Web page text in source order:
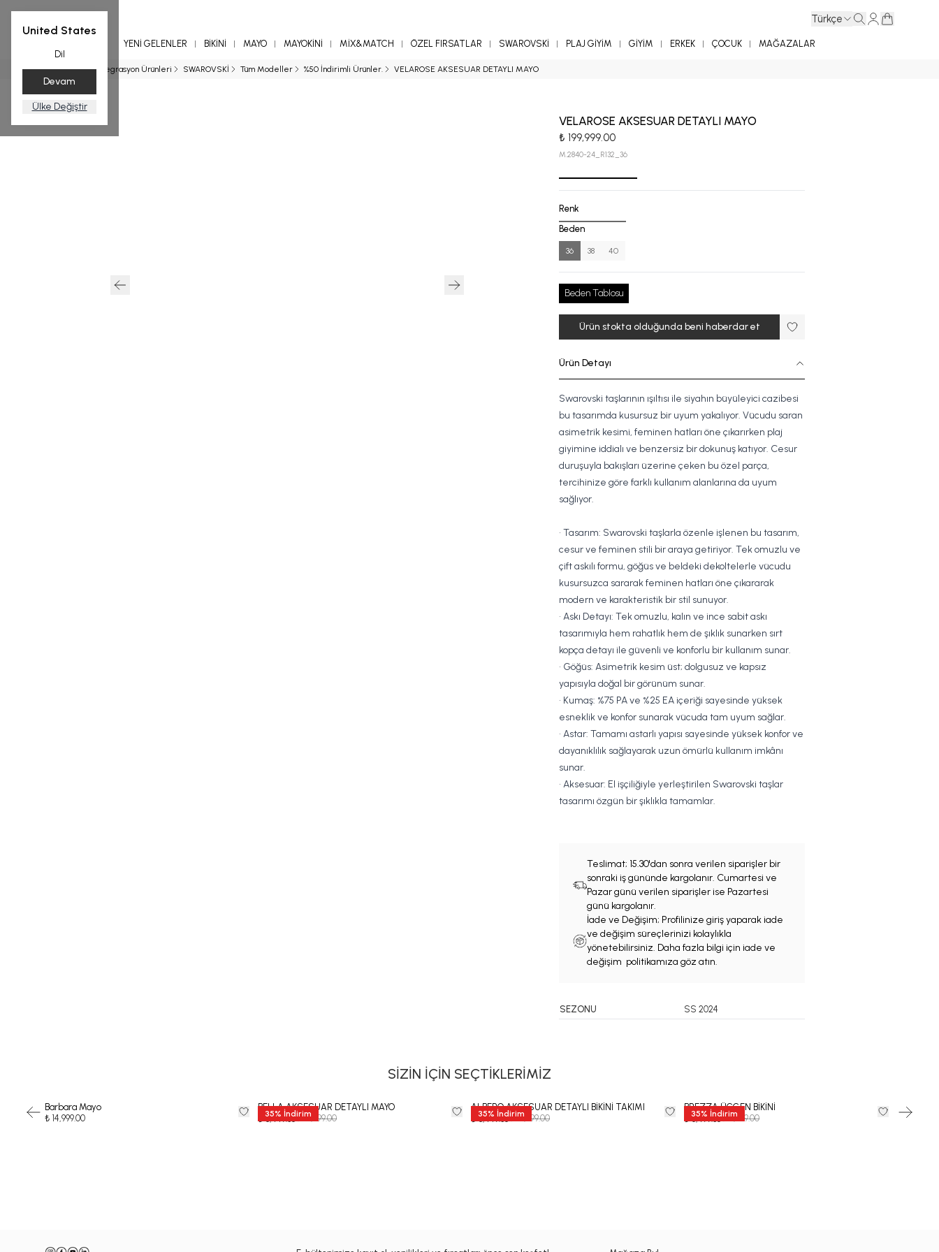
United States
Dil
Devam
Ülke Değiştir
Türkçe
YENİ GELENLER BİKİNİ MAYO MAYOKİNİ MİX&MATCH ÖZEL FIRSATLAR SWAROVSKİ PLAJ GİYİM GİYİM ERKEK ÇOCUK MAĞAZALAR
Ana Sayfa Entegrasyon Ürünleri SWAROVSKİ Tüm Modeller %50 İndirimli Ürünler. VELAROSE AKSESUAR DETAYLI MAYO
VELAROSE AKSESUAR DETAYLI MAYO
₺ 199,999.00
M.2840-24_R132_36
Renk
Beden
36 38 40
Beden Tablosu
Ürün stokta olduğunda beni haberdar et
Ürün Detayı
Swarovski taşlarının ışıltısı ile siyahın büyüleyici cazibesi
bu tasarımda kusursuz bir uyum yakalıyor. Vücudu saran
asimetrik kesimi, feminen hatları öne çıkarırken plaj
giyimine iddialı ve benzersiz bir dokunuş katıyor. Cesur
duruşuyla bakışları üzerine çeken bu özel parça,
tercihinize göre farklı kullanım alanlarına da uyum
sağlıyor.
• Tasarım: Swarovski taşlarla özenle işlenen bu tasarım,
cesur ve feminen stili bir araya getiriyor. Tek omuzlu ve
çift askılı formu, göğüs ve beldeki dekoltelerle vücudu
kusursuzca sararak feminen hatları öne çıkararak
modern ve karakteristik bir stil sunuyor.
• Askı Detayı: Tek omuzlu, kalın ve ince sabit askı
tasarımıyla hem rahatlık hem de şıklık sunarken sırt
kopça detayı ile güvenli ve konforlu bir kullanım sunar.
• Göğüs: Asimetrik kesim üst; dolgusuz ve kapsız
yapısıyla doğal bir görünüm sunar.
• Kumaş: %75 PA ve %25 EA içeriği sayesinde yüksek
esneklik ve konfor sunarak vücuda tam uyum sağlar.
• Astar: Tamamı astarlı yapısı sayesinde yüksek konfor ve
dayanıklılık sağlayarak uzun ömürlü kullanım imkânı
sunar.
• Aksesuar: El işçiliğiyle yerleştirilen Swarovski taşlar
tasarımı özgün bir şıklıkla tamamlar.
Teslimat; 15.30'dan sonra verilen siparişler bir
sonraki iş gününde kargolanır. Cumartesi ve
Pazar günü verilen siparişler ise Pazartesi
günü kargolanır.
İade ve Değişim; Profilinize giriş yaparak iade
ve değişim süreçlerinizi kolaylıkla
yönetebilirsiniz. Daha fazla bilgi için iade ve
değişim politikamıza göz atın.
SEZONU SS 2024
SİZİN İÇİN SEÇTİKLERİMİZ
Barbara Mayo
₺ 14,999.00
35% İndirim
BELLA AKSESUAR DETAYLI MAYO
₺ 8,449.35₺ 12,999.00 35% İndirim
ALBERO AKSESUAR DETAYLI BİKİNİ TAKIMI
₺ 8,449.35₺ 12,999.00 35% İndirim
BREZZA ÜÇGEN BİKİNİ
₺ 6,499.35₺ 9,999.00 35
₺ 7,149.35